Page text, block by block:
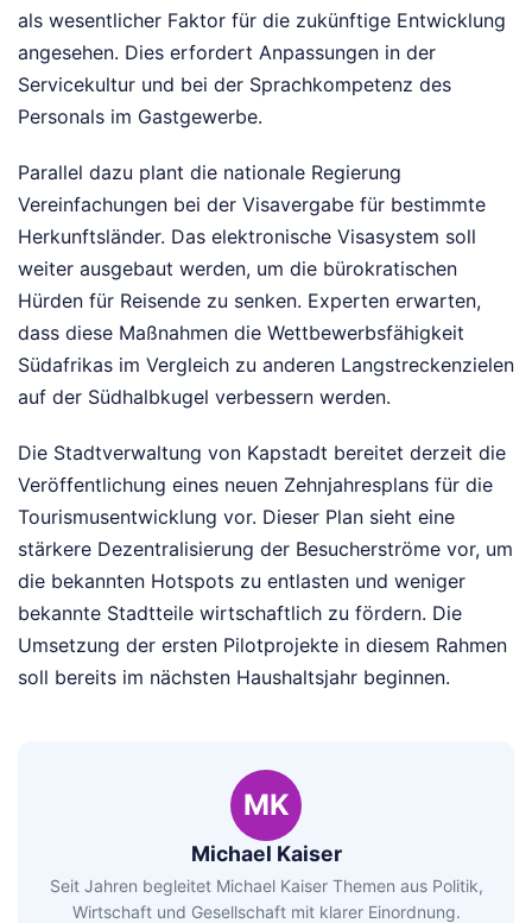
als wesentlicher Faktor für die zukünftige Entwicklung
angesehen. Dies erfordert Anpassungen in der
Servicekultur und bei der Sprachkompetenz des
Personals im Gastgewerbe.
Parallel dazu plant die nationale Regierung
Vereinfachungen bei der Visavergabe für bestimmte
Herkunftsländer. Das elektronische Visasystem soll
weiter ausgebaut werden, um die bürokratischen
Hürden für Reisende zu senken. Experten erwarten,
dass diese Maßnahmen die Wettbewerbsfähigkeit
Südafrikas im Vergleich zu anderen Langstreckenzielen
auf der Südhalbkugel verbessern werden.
Die Stadtverwaltung von Kapstadt bereitet derzeit die
Veröffentlichung eines neuen Zehnjahresplans für die
Tourismusentwicklung vor. Dieser Plan sieht eine
stärkere Dezentralisierung der Besucherströme vor, um
die bekannten Hotspots zu entlasten und weniger
bekannte Stadtteile wirtschaftlich zu fördern. Die
Umsetzung der ersten Pilotprojekte in diesem Rahmen
soll bereits im nächsten Haushaltsjahr beginnen.
MK
Michael Kaiser
Seit Jahren begleitet Michael Kaiser Themen aus Politik,
Wirtschaft und Gesellschaft mit klarer Einordnung.